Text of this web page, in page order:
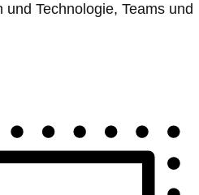
Technologie, Teams und